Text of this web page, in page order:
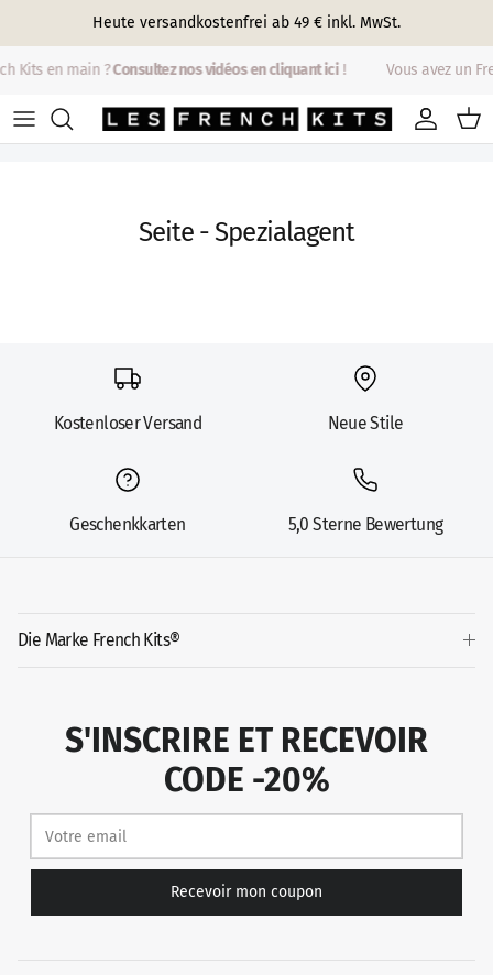
Heute versandkostenfrei ab 49 € inkl. MwSt.
Kits en main ?Consultez nos vidéos en cliquant ici! Vous avez un
Konto
Seite - Spezialagent
Kostenloser Versand Neue Stile
Geschenkkarten 5,0 Sterne Bewertung
Die Marke French Kits®
S'INSCRIRE ET RECEVOIR
CODE -20%
Recevoir mon coupon